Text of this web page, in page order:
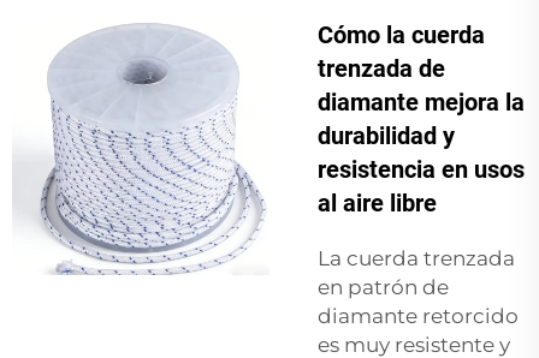
Cómo la cuerda
trenzada de
diamante mejora la
durabilidad y
resistencia en usos
al aire libre
La cuerda trenzada
en patrón de
diamante retorcido
es muy resistente y